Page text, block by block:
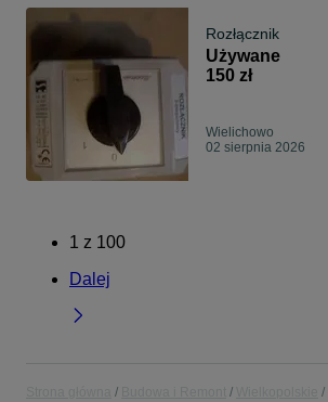
Rozłącznik
Używane
150 zł
Wielichowo
02 sierpnia 2026
1 z 100
Dalej